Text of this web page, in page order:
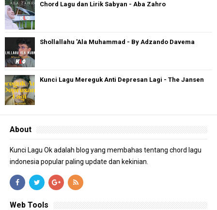
Chord Lagu dan Lirik Sabyan - Aba Zahro
Shollallahu 'Ala Muhammad - By Adzando Davema
Kunci Lagu Mereguk Anti Depresan Lagi - The Jansen
About
Kunci Lagu Ok adalah blog yang membahas tentang chord lagu
indonesia popular paling update dan kekinian.
Web Tools